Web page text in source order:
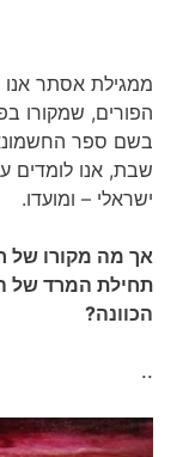
ממגילת אסתר אנו
הפורים, שמקורו
בשם ספר
שבת, אנו לומדים
ישראלי – ומועדו.
אך מה מקורו של
תחילת המרד של
הכוונה?
..